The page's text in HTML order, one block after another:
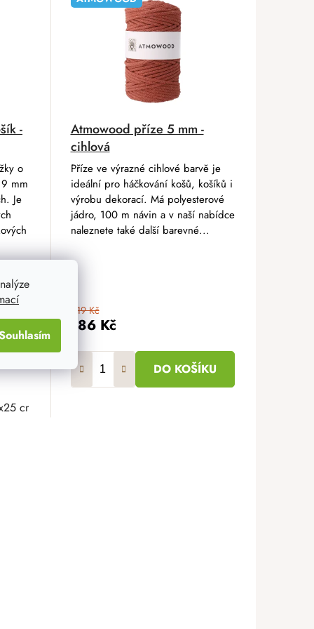
40 cm
-
o
mm
Je
cm
Atmowood příze 5 mm -
cihlová
186 Kč
219 Kč
DO KOŠÍKU
Příze ve výrazné cihlové barvě je
ideální pro háčkování košů, košíků i
výrobu dekorací. Má polyesterové
jádro, 100 m návin a v naší nabídce
naleznete také další barevné...